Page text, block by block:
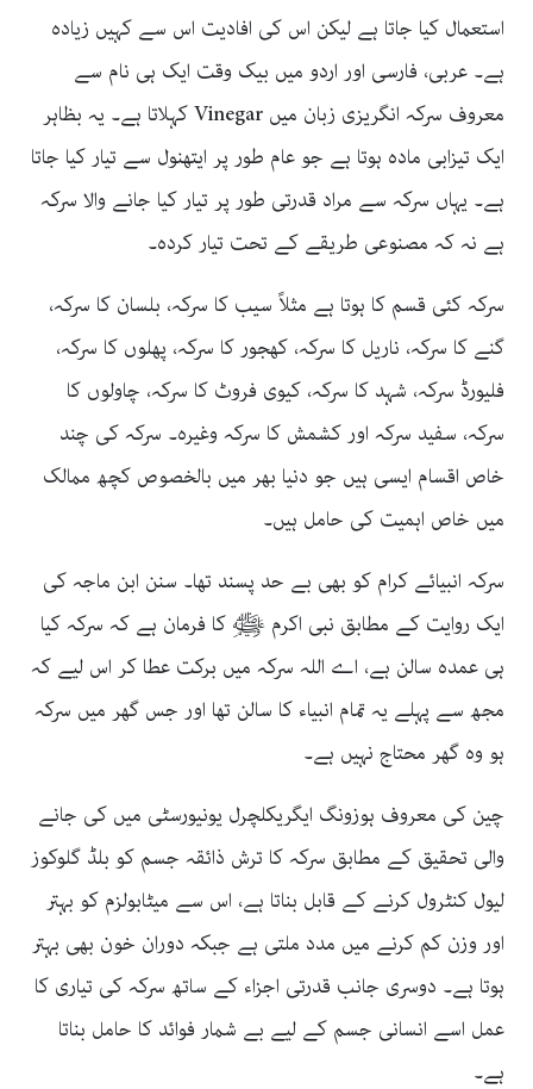
استعمال کیا جاتا ہے لیکن اس کی افادیت اس سے کہیں زیادہ
ہے۔ عربی، فارسی اور اردو میں بیک وقت ایک ہی نام سے
معروف سرکہ انگریزی زبان میں Vinegar کہلاتا ہے۔ یہ بظاہر
ایک تیزابی مادہ ہوتا ہے جو عام طور پر ایتھنول سے تیار کیا جاتا
ہے۔ یہاں سرکہ سے مراد قدرتی طور پر تیار کیا جانے والا سرکہ
ہے نہ کہ مصنوعی طریقے کے تحت تیار کردہ۔
سرکہ کئی قسم کا ہوتا ہے مثلاً سیب کا سرکہ، بلسان کا سرکہ،
گنے کا سرکہ، ناریل کا سرکہ، کھجور کا سرکہ، پھلوں کا سرکہ،
فلیورڈ سرکہ، شہد کا سرکہ، کیوی فروٹ کا سرکہ، چاولوں کا
سرکہ، سفید سرکہ اور کشمش کا سرکہ وغیرہ۔ سرکہ کی چند
خاص اقسام ایسی ہیں جو دنیا بھر میں بالخصوص کچھ ممالک
میں خاص اہمیت کی حامل ہیں۔
سرکہ انبیائے کرام کو بھی بے حد پسند تھا۔ سنن ابن ماجہ کی
ایک روایت کے مطابق نبی اکرم ﷺ کا فرمان ہے کہ سرکہ کیا
ہی عمدہ سالن ہے، اے اللہ سرکہ میں برکت عطا کر اس لیے کہ
مجھ سے پہلے یہ تمام انبیاء کا سالن تھا اور جس گھر میں سرکہ
ہو وہ گھر محتاج نہیں ہے۔
چین کی معروف ہوزونگ ایگریکلچرل یونیورسٹی میں کی جانے
والی تحقیق کے مطابق سرکہ کا ترش ذائقہ جسم کو بلڈ گلوکوز
لیول کنٹرول کرنے کے قابل بناتا ہے، اس سے میٹابولزم کو بہتر
اور وزن کم کرنے میں مدد ملتی ہے جبکہ دوران خون بھی بہتر
ہوتا ہے۔ دوسری جانب قدرتی اجزاء کے ساتھ سرکہ کی تیاری کا
عمل اسے انسانی جسم کے لیے بے شمار فوائد کا حامل بناتا
ہے۔